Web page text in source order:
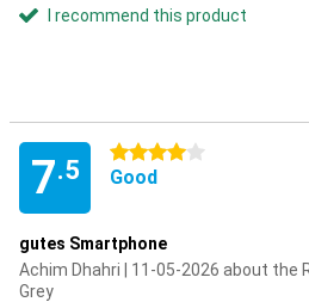
I recommend this product
7.5
4 stars
Good
gutes Smartphone
Achim Dhahri | 11-05-2026 about the
Grey